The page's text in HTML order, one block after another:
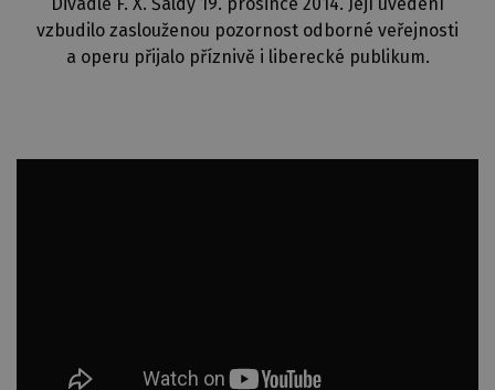
vzbudilo zaslouženou pozornost odborné veřejnosti
a operu přijalo příznivě i liberecké publikum.